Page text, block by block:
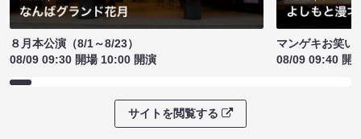
８月本公演（8/1～8/23）
08/09 09:30 開場 10:00 開演
マンゲキお笑い
08/09 09:40 開
サイトを閲覧する